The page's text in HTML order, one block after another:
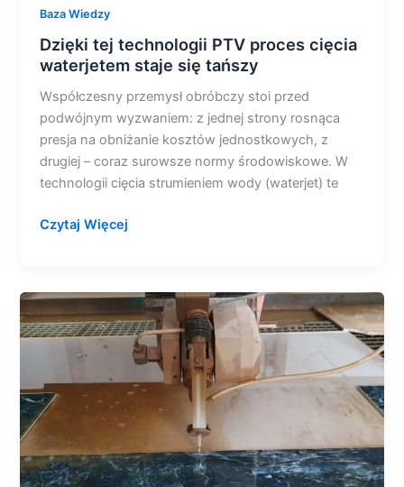
Baza Wiedzy
Dzięki tej technologii PTV proces cięcia
waterjetem staje się tańszy
Współczesny przemysł obróbczy stoi przed
podwójnym wyzwaniem: z jednej strony rosnąca
presja na obniżanie kosztów jednostkowych, z
drugiej – coraz surowsze normy środowiskowe. W
technologii cięcia strumieniem wody (waterjet) te
Czytaj Więcej
Maszyny
do
PTV
mogą
idealnym
narzędziem